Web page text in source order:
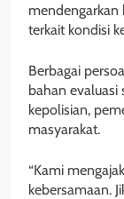
mendengarkan
terkait kondisi
Berbagai
bahan evaluasi
kepolisian,
masyarakat.
“Kami
kebersamaan.